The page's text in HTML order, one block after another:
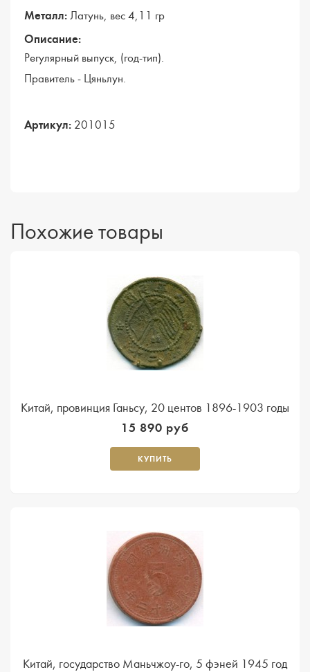
Металл: Латунь, вес 4,11 гр
Описание:
Регулярный выпуск, (год-тип).
Правитель - Цяньлун.
Артикул: 201015
Похожие товары
Китай, провинция Ганьсу, 20 центов 1896-1903 годы
15 890 руб
КУПИТЬ
Китай, государство Маньчжоу-го, 5 фэней 1945 год